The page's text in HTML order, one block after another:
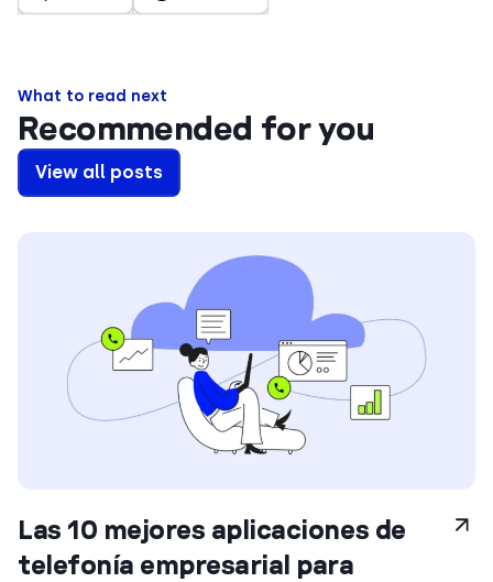
What to read next
Recommended for you
View all posts
Las 10 mejores aplicaciones de
telefonía empresarial para